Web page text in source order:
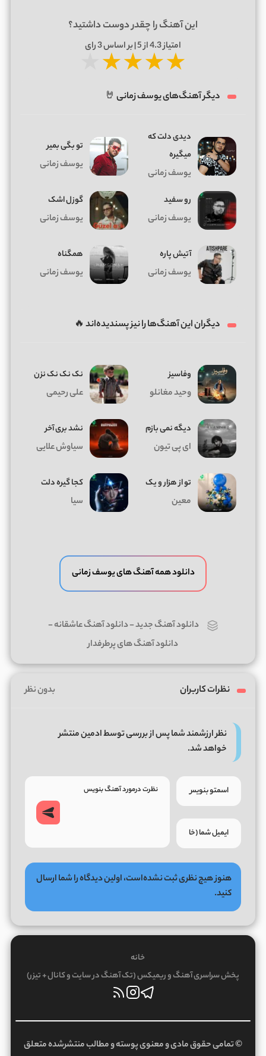
این آهنگ را چقدر دوست داشتید؟
امتیاز4.3از 5 | بر اساس 3رای
★★★★
دیگر آهنگ‌های یوسف زمانی 🤘
دیدی دلت که
میگیره
یوسف زمانی
تو بگی بمیر
یوسف زمانی
رو سفید
یوسف زمانی
گوزل اشک
یوسف زمانی
آتیش پاره
یوسف زمانی
همگناه
یوسف زمانی
دیگران این آهنگ‌ها را نیز پسندیده‌اند 🔥
وفاسیز
وحید مغانلو
نک نک نک نزن
علی رحیمی
دیگه نمی بازم
ای پی تیون
نشد بری آخر
سیاوش علایی
تو از هزار و یک
معین
کجا گیره دلت
سیا
دانلود همه آهنگ های یوسف زمانی
دانلود آهنگ جدید-دانلود آهنگ عاشقانه-
دانلود آهنگ های پرطرفدار
نظرات کاربران بدون نظر
نظر ارزشمند شما پس از بررسی توسط ادمین منتشر
خواهد شد.
هنوز هیچ نظری ثبت نشده‌است، اولین دیدگاه را شما ارسال
کنید.
خانه
پخش سراسری آهنگ و ریمیکس (تک آهنگ در سایت و کانال + تیزر)
© تمامی حقوق مادی و معنوی پوسته و مطالب منتشرشده متعلق